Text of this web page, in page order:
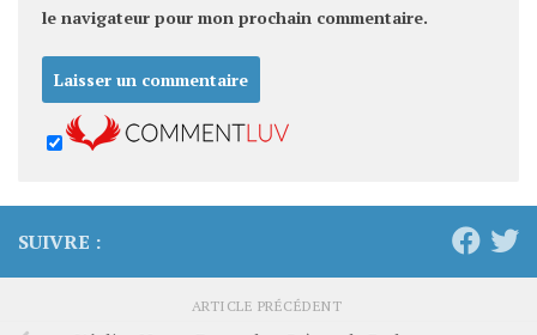
le navigateur pour mon prochain commentaire.
SUIVRE :
ARTICLE PRÉCÉDENT